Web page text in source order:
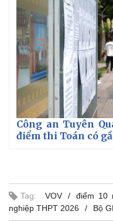
Công an Tuyên
điểm thi Toán có
Tag: VOV điểm 10
nghiệp THPT 2026
Bộ